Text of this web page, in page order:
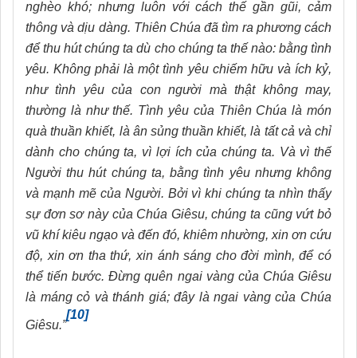
nghèo khó; nhưng luôn với cách thế gần gũi, cảm
thông và dịu dàng. Thiên Chúa đã tìm ra phương cách
để thu hút chúng ta dù cho chúng ta thế nào: bằng tình
yêu. Không phải là một tình yêu chiếm hữu và ích kỷ,
như tình yêu của con người mà thật không may,
thường là như thế. Tình yêu của Thiên Chúa là món
quà thuần khiết, là ân sủng thuần khiết, là tất cả và chỉ
dành cho chúng ta, vì lợi ích của chúng ta. Và vì thế
Người thu hút chúng ta, bằng tình yêu nhưng không
và mạnh mẽ của Người. Bởi vì khi chúng ta nhìn thấy
sự đơn sơ này của Chúa Giêsu, chúng ta cũng vứt bỏ
vũ khí kiêu ngạo và đến đó, khiêm nhường, xin ơn cứu
độ, xin ơn tha thứ, xin ánh sáng cho đời mình, để có
thể tiến bước. Đừng quên ngai vàng của Chúa Giêsu
là máng cỏ và thánh giá; đây là ngai vàng của Chúa
Giêsu.”
[10]